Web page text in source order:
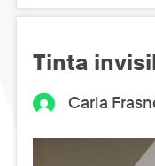
Tinta
Carla